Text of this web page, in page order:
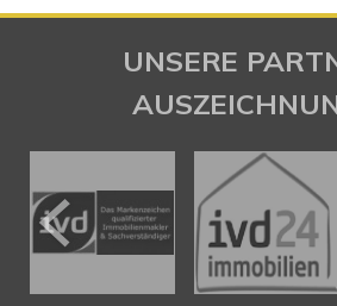
UNSERE